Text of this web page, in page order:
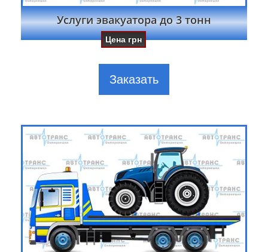
Услуги эвакуатора до 3 тонн
Цена грн
Заказать